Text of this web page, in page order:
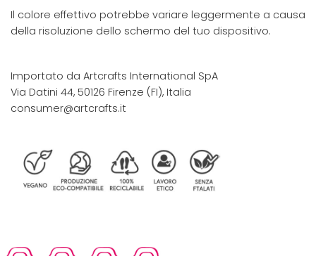
Il colore effettivo potrebbe variare leggermente a causa
della risoluzione dello schermo del tuo dispositivo.
Importato da Artcrafts International SpA
Via Datini 44, 50126 Firenze (FI), Italia
consumer@artcrafts.it